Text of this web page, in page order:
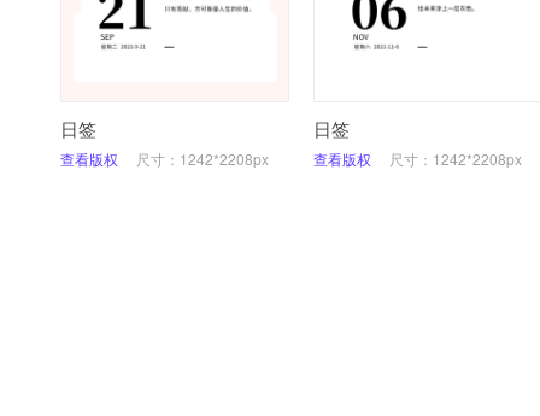
日签
查看版权 尺寸：1242*2208px
日签
查看版权 尺寸：1242*2208px